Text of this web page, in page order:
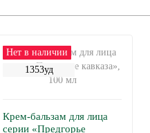
Нет в наличии
1353уд
Крем-бальзам для лица
серии «Предгорье